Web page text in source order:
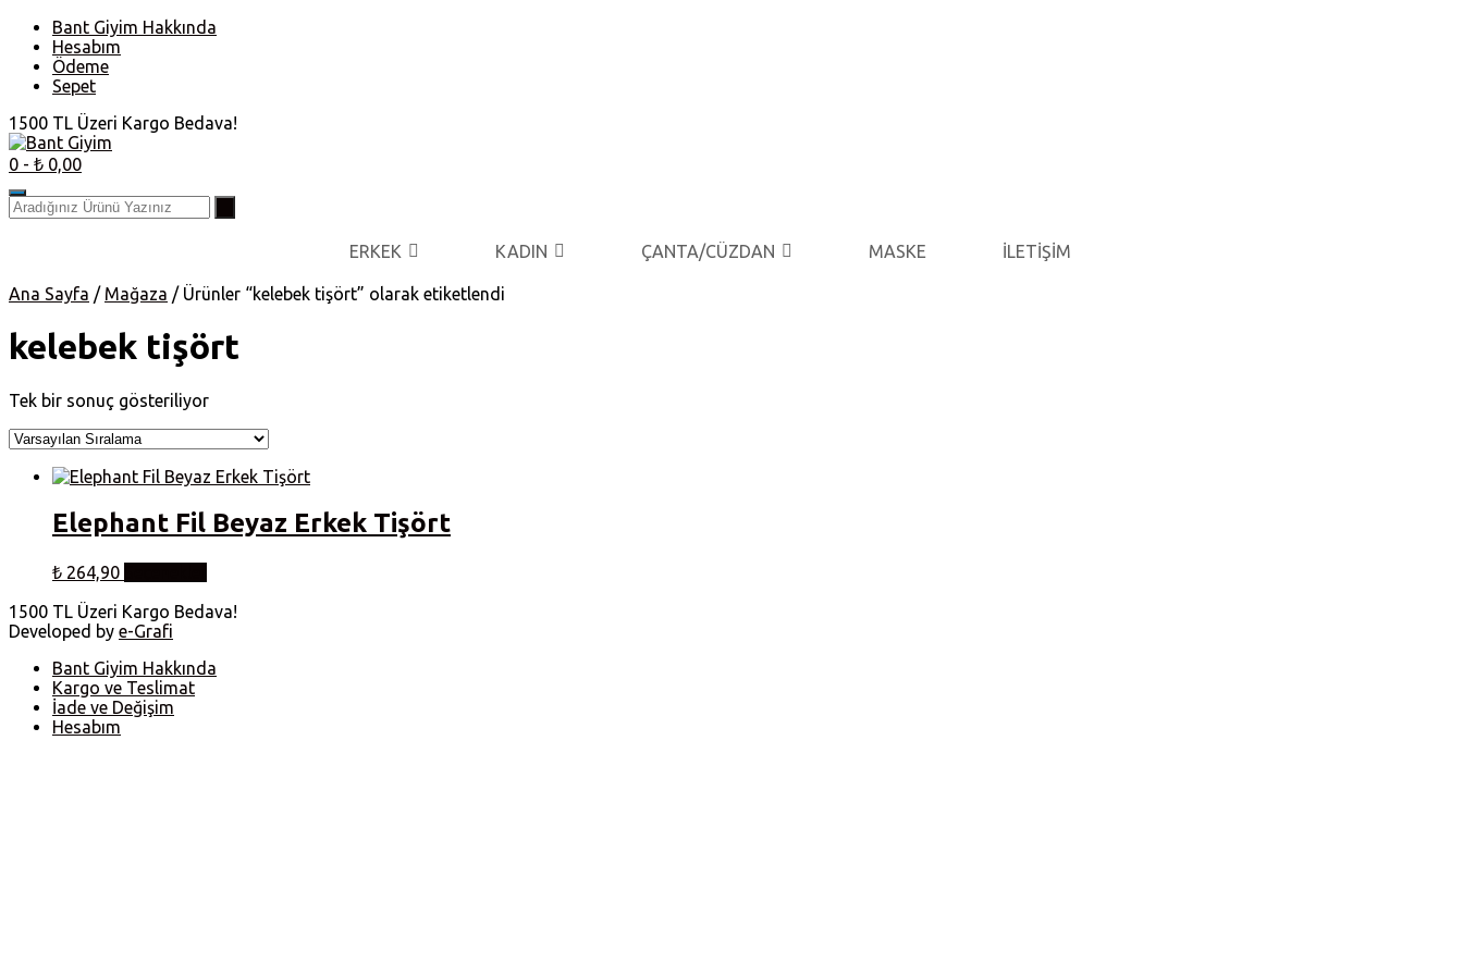
Skip
content
Bant Giyim Hakkında
Hesabım
Ödeme
Sepet
1500 TL Üzeri Kargo Bedava!
0 - ₺ 0,00
ERKEK KADIN ÇANTA/CÜZDAN MASKE İLETİŞİM
Ana Sayfa / Mağaza / Ürünler “kelebek tişört” olarak etiketlendi
kelebek tişört
Tek bir sonuç gösteriliyor
Elephant Fil Beyaz Erkek Tişört
₺ 264,90
Bu
ürünün
birden
var.
1500 TL Üzeri Kargo Bedava!
Developed by e-Grafi
Bant Giyim Hakkında
Kargo ve Teslimat
İade ve Değişim
Hesabım